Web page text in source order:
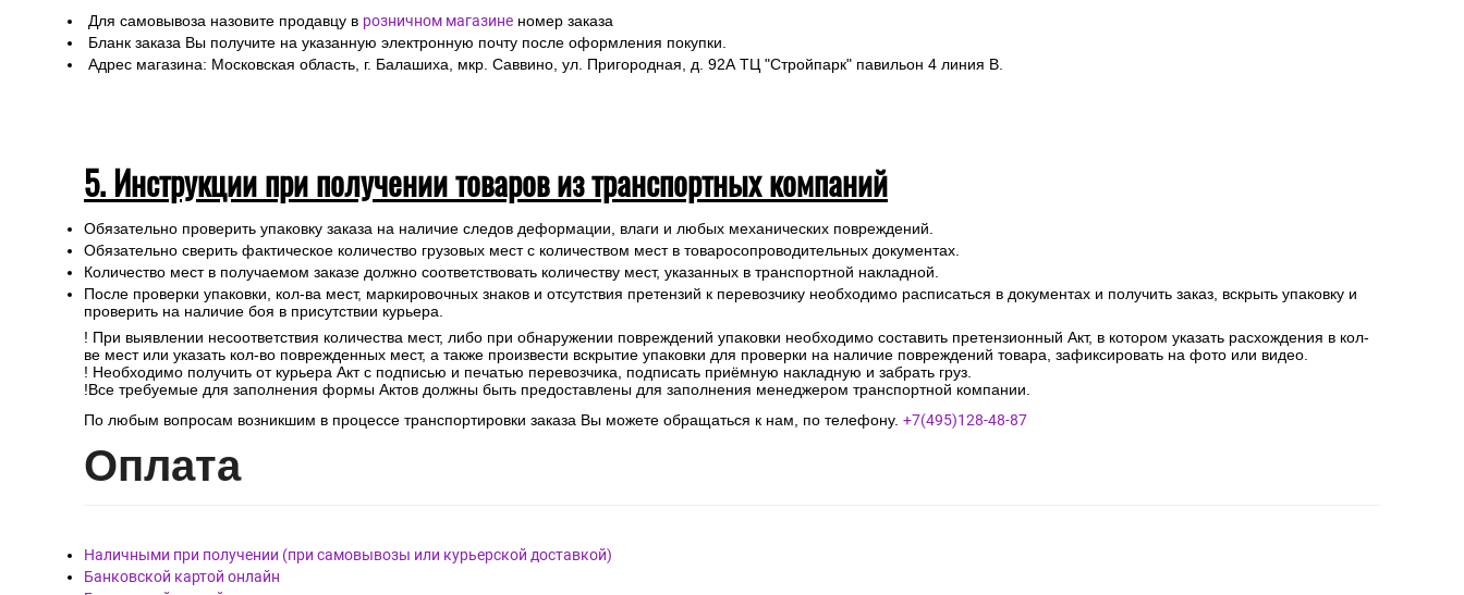
Для самовывоза назовите продавцу в розничном магазине номер заказа
Бланк заказа Вы получите на указанную электронную почту после оформления покупки.
Адрес магазина: Московская область, г. Балашиха, мкр. Саввино, ул. Пригородная, д. 92А ТЦ "Стройпарк" павильон 4 линия В.
5. Инструкции при получении товаров из транспортных компаний
Обязательно проверить упаковку заказа на наличие следов деформации, влаги и любых механических повреждений.
Обязательно сверить фактическое количество грузовых мест с количеством мест в товаросопроводительных документах.
Количество мест в получаемом заказе должно соответствовать количеству мест, указанных в транспортной накладной.
После проверки упаковки, кол-ва мест, маркировочных знаков и отсутствия претензий к перевозчику необходимо расписаться в документах и получить заказ, вскрыть упаковку и
проверить на наличие боя в присутствии курьера.
! При выявлении несоответствия количества мест, либо при обнаружении повреждений упаковки необходимо составить претензионный Акт, в котором указать расхождения в кол-
ве мест или указать кол-во поврежденных мест, а также произвести вскрытие упаковки для проверки на наличие повреждений товара, зафиксировать на фото или видео.
! Необходимо получить от курьера Акт с подписью и печатью перевозчика, подписать приёмную накладную и забрать груз.
!Все требуемые для заполнения формы Актов должны быть предоставлены для заполнения менеджером транспортной компании.
По любым вопросам возникшим в процессе транспортировки заказа Вы можете обращаться к нам, по телефону. +7(495)128-48-87
Оплата
Наличными при получении (при самовывозы или курьерской доставкой)
Банковской картой онлайн